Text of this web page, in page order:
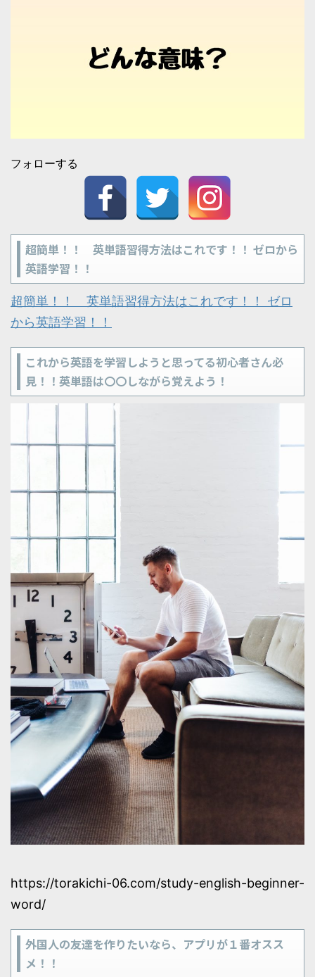
フォローする
超簡単！！ 英単語習得方法はこれです！！ ゼロから
英語学習！！
超簡単！！ 英単語習得方法はこれです！！ ゼロ
から英語学習！！
これから英語を学習しようと思ってる初心者さん必
見！！英単語は〇〇しながら覚えよう！
https://torakichi-06.com/study-english-beginner-
word/
外国人の友達を作りたいなら、アプリが１番オスス
メ！！